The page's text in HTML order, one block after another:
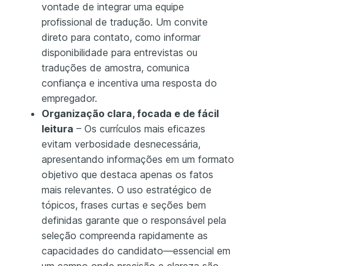
vontade de integrar uma equipe
profissional de tradução. Um convite
direto para contato, como informar
disponibilidade para entrevistas ou
traduções de amostra, comunica
confiança e incentiva uma resposta do
empregador.
Organização clara, focada e de fácil
leitura – Os currículos mais eficazes
evitam verbosidade desnecessária,
apresentando informações em um formato
objetivo que destaca apenas os fatos
mais relevantes. O uso estratégico de
tópicos, frases curtas e seções bem
definidas garante que o responsável pela
seleção compreenda rapidamente as
capacidades do candidato—essencial em